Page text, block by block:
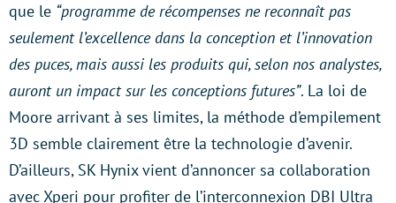
que le “programme de récompenses ne reconnaît pas
seulement l’excellence dans la conception et l’innovation
des puces, mais aussi les produits qui, selon nos analystes,
auront un impact sur les conceptions futures”. La loi de
Moore arrivant à ses limites, la méthode d’empilement
3D semble clairement être la technologie d’avenir.
D’ailleurs, SK Hynix vient d’annoncer sa collaboration
avec Xperi pour profiter de l’interconnexion DBI Ultra